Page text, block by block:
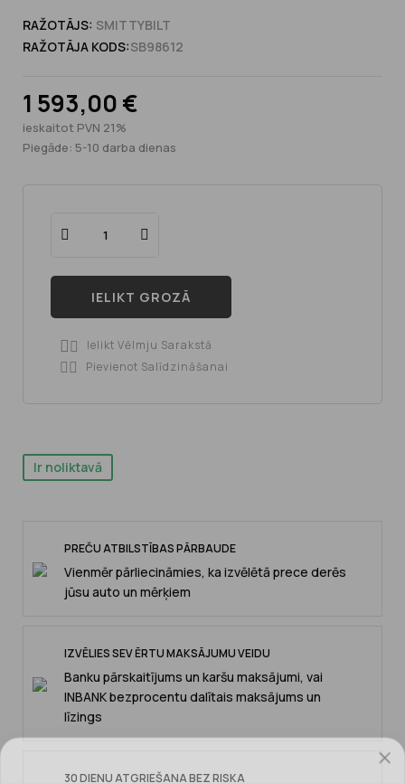
RAŽOTĀJS: SMITTYBILT
RAŽOTĀJA KODS:SB98612
1 593,00 €
ieskaitot PVN 21%
Piegāde: 5-10 darba dienas
IELIKT GROZĀ

Ielikt Vēlmju Sarakstā

Pievienot Salīdzināšanai
Ir noliktavā
PREČU ATBILSTĪBAS PĀRBAUDE
Vienmēr pārliecināmies, ka izvēlētā prece derēs
jūsu auto un mērķiem
IZVĒLIES SEV ĒRTU MAKSĀJUMU VEIDU
Banku pārskaitījums un karšu maksājumi, vai
INBANK bezprocentu dalītais maksājums un
līzings
30 DIENU ATGRIEŠANA BEZ RISKA